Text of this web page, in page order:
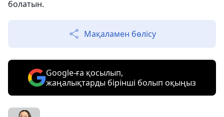
болатын.
Мақаламен бөлісу
Google-ға қосылып,
жаңалықтарды бірінші болып оқыңыз